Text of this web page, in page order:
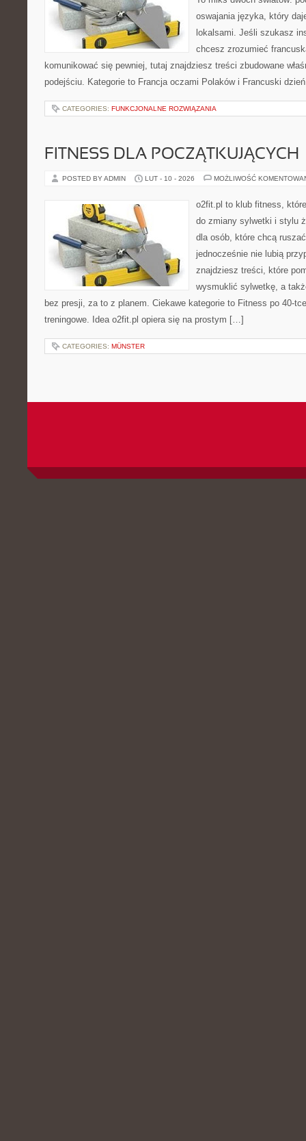
oswajania języka, który
lokalsami. Jeśli szukasz
chcesz zrozumieć
komunikować się pewniej, tutaj znajdziesz treści zbudowane
podejściu. Kategorie to Francja oczami Polaków i Francuski
CATEGORIES: FUNKCJONALNE ROZWIĄZANIA
FITNESS DLA POCZĄTKUJĄCYCH
POSTED BY ADMIN LUT - 10 - 2026 MOŻLIWOŚĆ
o2fit.pl to klub fitness,
do zmiany sylwetki i stylu
dla osób, które chcą
jednocześnie nie lubią
znajdziesz treści, które
wysmuklić sylwetkę, a
bez presji, za to z planem. Ciekawe kategorie to Fitness po 40-
treningowe. Idea o2fit.pl opiera się na prostym […]
CATEGORIES: MÜNSTER